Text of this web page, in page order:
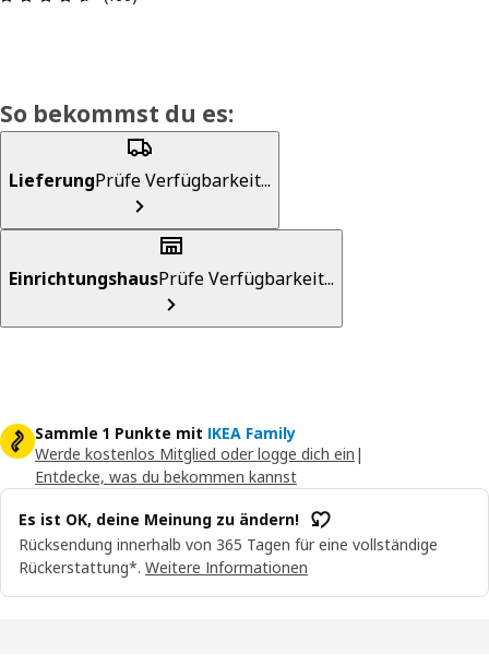
So bekommst du es:
LieferungPrüfe Verfügbarkeit...
EinrichtungshausPrüfe Verfügbarkeit...
Sammle 1 Punkte mit IKEA Family
Werde kostenlos Mitglied oder logge dich ein |
Entdecke, was du bekommen kannst
Es ist OK, deine Meinung zu ändern!
Rücksendung innerhalb von 365 Tagen für eine vollständige
Rückerstattung*. Weitere Informationen